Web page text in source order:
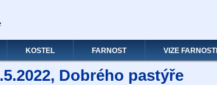
KOSTEL FARNOST VIZE FARNOSTI
Dobrého pastýře